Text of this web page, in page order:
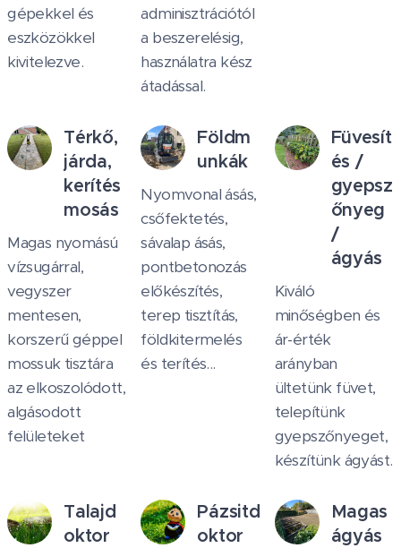
gépekkel és
eszközökkel
kivitelezve.
adminisztrációtól
a beszerelésig,
használatra kész
átadással.
Térkő,
járda,
kerítés
mosás
Magas nyomású
vízsugárral,
vegyszer
mentesen,
korszerű géppel
mossuk tisztára
az elkoszolódott,
algásodott
felületeket
Földm
unkák
Nyomvonal ásás,
csőfektetés,
sávalap ásás,
pontbetonozás
előkészítés,
terep tisztítás,
földkitermelés
és terítés...
Füvesít
és /
gyepsz
őnyeg
/
ágyás
Kiváló
minőségben és
ár-érték
arányban
ültetünk füvet,
telepítünk
gyepszőnyeget,
készítünk ágyást.
Talajd
oktor
Pázsitd
oktor
Magas
ágyás